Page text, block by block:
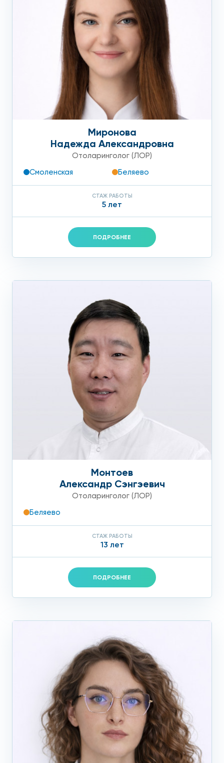
Миронова
Надежда Александровна
Отоларинголог (ЛОР)
Смоленская
Беляево
СТАЖ РАБОТЫ
5 лет
ПОДРОБНЕЕ
Монтоев
Александр Сэнгэевич
Отоларинголог (ЛОР)
Беляево
СТАЖ РАБОТЫ
13 лет
ПОДРОБНЕЕ